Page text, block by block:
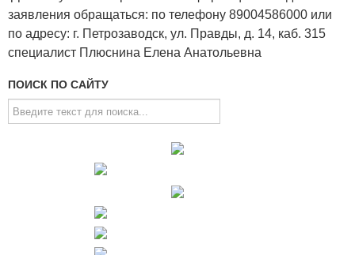
заявления обращаться: по телефону 89004586000 или
по адресу: г. Петрозаводск, ул. Правды, д. 14, каб. 315
специалист Плюснина Елена Анатольевна
ПОИСК ПО САЙТУ
Искать...